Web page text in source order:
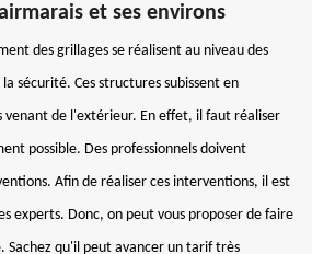
et ses environs
des grillages se réalisent au niveau des
sécurité. Ces structures subissent en
venant de l'extérieur. En effet, il faut réaliser
possible. Des professionnels doivent
Afin de réaliser ces interventions, il est
experts. Donc, on peut vous proposer de faire
Sachez qu'il peut avancer un tarif très